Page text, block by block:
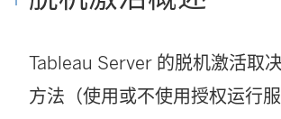
Tableau Server 的脱机激活取
方法（使用或不使用授权运行服